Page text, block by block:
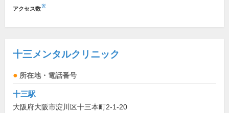
アクセス数※
十三メンタルクリニック
所在地・電話番号
十三駅
大阪府大阪市淀川区十三本町2-1-20